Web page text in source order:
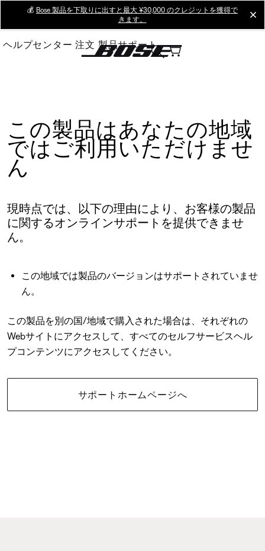
Main
💰 Bose 製品を下取りに出すと最大 ¥30,000 のクレジットを獲得で
きます。
ヘルプセンター 注文 製品サポート
この製品はあなたの地域
ではご利用いただけませ
ん
現時点では、以下の理由により、お客様の製品
に関するオンラインサポートを提供できませ
ん。
この地域では製品のバージョンはサポートされていませ
ん。
この製品を別の国/地域で購入された場合は、それぞれの
Webサイトにアクセスして、すべてのセルフサービスヘル
プコンテンツにアクセスしてください。
サポートホームページへ